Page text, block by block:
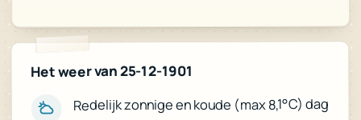
Het weer van 25-12-1901
Redelijk zonnige en koude (max 8,1°C) dag